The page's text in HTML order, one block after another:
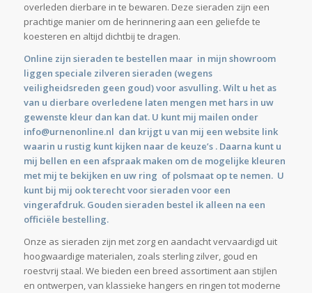
overleden dierbare in te bewaren. Deze sieraden zijn een
prachtige manier om de herinnering aan een geliefde te
koesteren en altijd dichtbij te dragen.
Online zijn sieraden te bestellen maar in mijn showroom
liggen speciale zilveren sieraden (wegens
veiligheidsreden geen goud) voor asvulling. Wilt u het as
van u dierbare overledene laten mengen met hars in uw
gewenste kleur dan kan dat. U kunt mij mailen onder
info@urnenonline.nl dan krijgt u van mij een website link
waarin u rustig kunt kijken naar de keuze’s . Daarna kunt u
mij bellen en een afspraak maken om de mogelijke kleuren
met mij te bekijken en uw ring of polsmaat op te nemen. U
kunt bij mij ook terecht voor sieraden voor een
vingerafdruk. Gouden sieraden bestel ik alleen na een
officiële bestelling.
Onze as sieraden zijn met zorg en aandacht vervaardigd uit
hoogwaardige materialen, zoals sterling zilver, goud en
roestvrij staal. We bieden een breed assortiment aan stijlen
en ontwerpen, van klassieke hangers en ringen tot moderne